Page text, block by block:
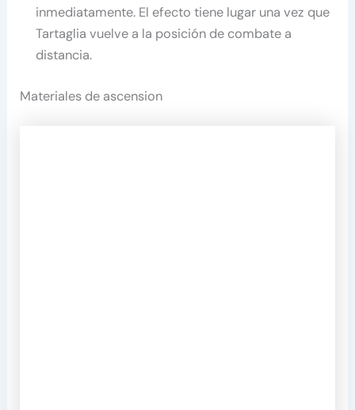
inmediatamente. El efecto tiene lugar una vez que
Tartaglia vuelve a la posición de combate a
distancia.
Materiales de ascension